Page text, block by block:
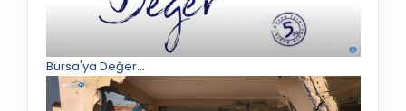
Bursa'ya Değer...